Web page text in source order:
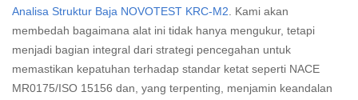
Analisa Struktur Baja NOVOTEST KRC-M2 . Kami akan
membedah bagaimana alat ini tidak hanya mengukur, tetapi
menjadi bagian integral dari strategi pencegahan untuk
memastikan kepatuhan terhadap standar ketat seperti NACE
MR0175/ISO 15156 dan, yang terpenting, menjamin keandalan